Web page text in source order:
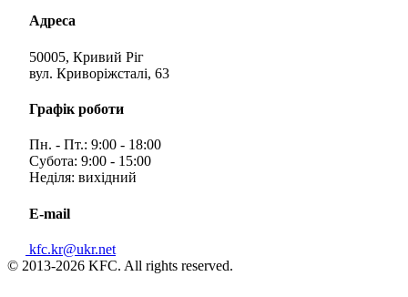
Адреса
50005, Кривий Ріг
вул. Криворіжсталі, 63
Графік роботи
Пн. - Пт.: 9:00 - 18:00
Субота: 9:00 - 15:00
Неділя: вихідний
E-mail
kfc.kr@ukr.net
© 2013-2026 KFC. All rights reserved.